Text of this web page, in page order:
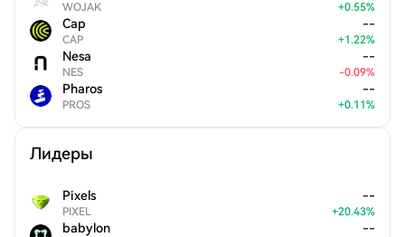
WOJAK +0.55%
Cap
CAP
--
+1.22%
Nesa
NES
--
-0.09%
Pharos
PROS
--
+0.11%
Лидеры
Pixels
PIXEL
--
+20.43%
babylon --